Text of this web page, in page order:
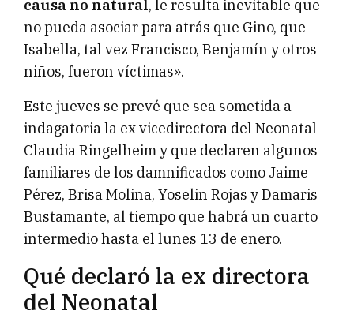
causa no natural, le resulta inevitable que
no pueda asociar para atrás que Gino, que
Isabella, tal vez Francisco, Benjamín y otros
niños, fueron víctimas».
Este jueves se prevé que sea sometida a
indagatoria la ex vicedirectora del Neonatal
Claudia Ringelheim y que declaren algunos
familiares de los damnificados como Jaime
Pérez, Brisa Molina, Yoselin Rojas y Damaris
Bustamante, al tiempo que habrá un cuarto
intermedio hasta el lunes 13 de enero.
Qué declaró la ex directora
del Neonatal